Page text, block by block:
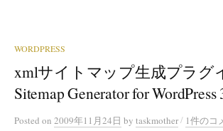
WORDPRESS
xmlサイトマップ生成プラグ
Sitemap Generator for WordPress
Posted on 2009年11月24日 by taskmother/ 1件のコ